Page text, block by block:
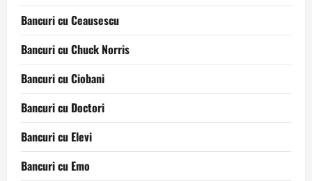
Bancuri cu Ceausescu
Bancuri cu Chuck Norris
Bancuri cu Ciobani
Bancuri cu Doctori
Bancuri cu Elevi
Bancuri cu Emo